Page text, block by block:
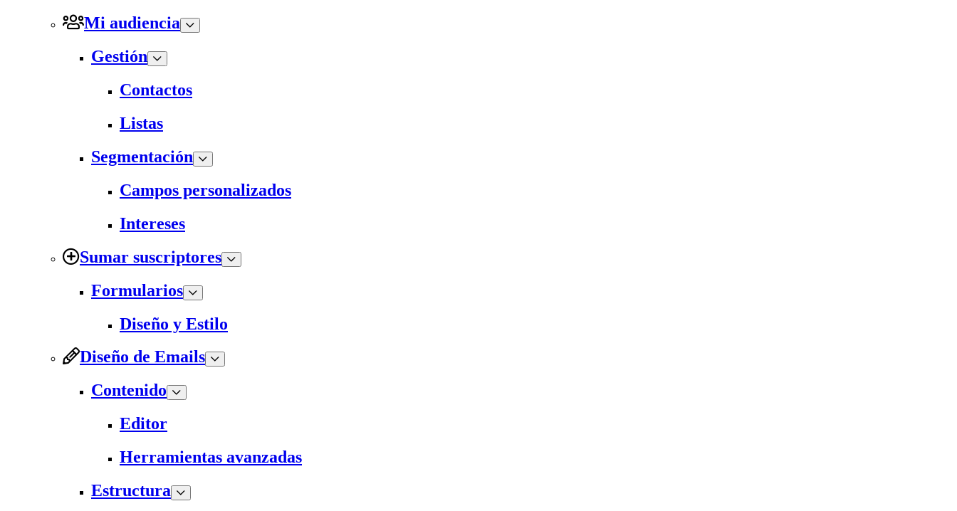
Mi audiencia
Gestión
Contactos
Listas
Segmentación
Campos personalizados
Intereses
Sumar suscriptores
Formularios
Diseño y Estilo
Diseño de Emails
Contenido
Editor
Herramientas avanzadas
Estructura